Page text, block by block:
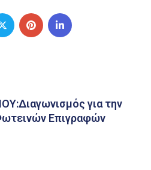
για την
Επιγραφών